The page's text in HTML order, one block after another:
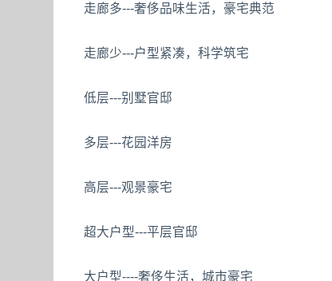
走廊多---奢侈品味生活，豪宅典范
走廊少---户型紧凑，科学筑宅
低层---别墅官邸
多层---花园洋房
高层---观景豪宅
超大户型---平层官邸
大户型----奢侈生活，城市豪宅